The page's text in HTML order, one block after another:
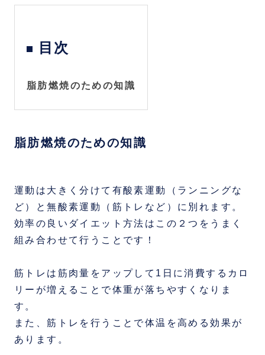
目次
脂肪燃焼のための知識
脂肪燃焼のための知識
運動は大きく分けて有酸素運動（ランニングな
ど）と無酸素運動（筋トレなど）に別れます。
効率の良いダイエット方法はこの２つをうまく
組み合わせて行うことです！
筋トレは筋肉量をアップして1日に消費するカロ
リーが増えることで体重が落ちやすくなりま
す。
また、筋トレを行うことで体温を高める効果が
あります。